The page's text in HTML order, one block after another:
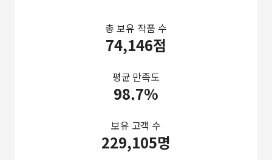
총 보유 작품 수
74,146점
평균 만족도
98.7%
보유 고객 수
229,105명